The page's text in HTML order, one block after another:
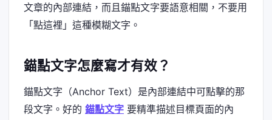
文章的內部連結，而且錨點文字要語意相關，不要用
「點這裡」這種模糊文字。
錨點文字怎麼寫才有效？
錨點文字（Anchor Text）是內部連結中可點擊的那
段文字。好的 錨點文字 要精準描述目標頁面的內